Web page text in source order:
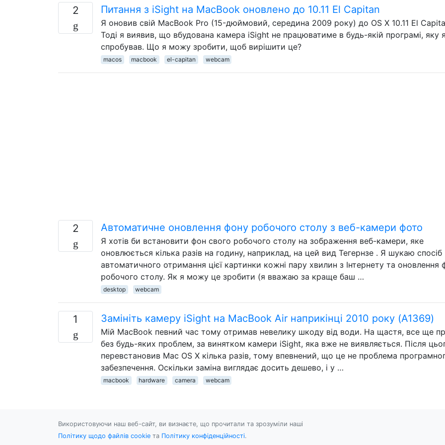
2 Питання з iSight на MacBook оновлено до 10.11 El Capitan
Я оновив свій MacBook Pro (15-дюймовий, середина 2009 року) до OS X 10.11 El
Тоді я виявив, що вбудована камера iSight не працюватиме в будь-якій програмі, яку
спробував. Що я можу зробити, щоб вирішити це?
macos macbook el-capitan webcam
2 Автоматичне оновлення фону робочого столу з веб-камери фото
Я хотів би встановити фон свого робочого столу на зображення веб-камери, яке
оновлюється кілька разів на годину, наприклад, на цей вид Тегернзе . Я шукаю спосіб
автоматичного отримання цієї картинки кожні пару хвилин з Інтернету та оновлення
робочого столу. Як я можу це зробити (я вважаю за краще баш …
desktop webcam
1 Замініть камеру iSight на MacBook Air наприкінці 2010 року (A1369)
Мій MacBook певний час тому отримав невелику шкоду від води. На щастя, все ще
без будь-яких проблем, за винятком камери iSight, яка вже не виявляється. Після
перевстановив Mac OS X кілька разів, тому впевнений, що це не проблема
забезпечення. Оскільки заміна виглядає досить дешево, і у …
macbook hardware camera webcam
Використовуючи наш веб-сайт, ви визнаєте, що прочитали та зрозуміли наші
Політику щодо файлів cookie та Політику конфіденційності.